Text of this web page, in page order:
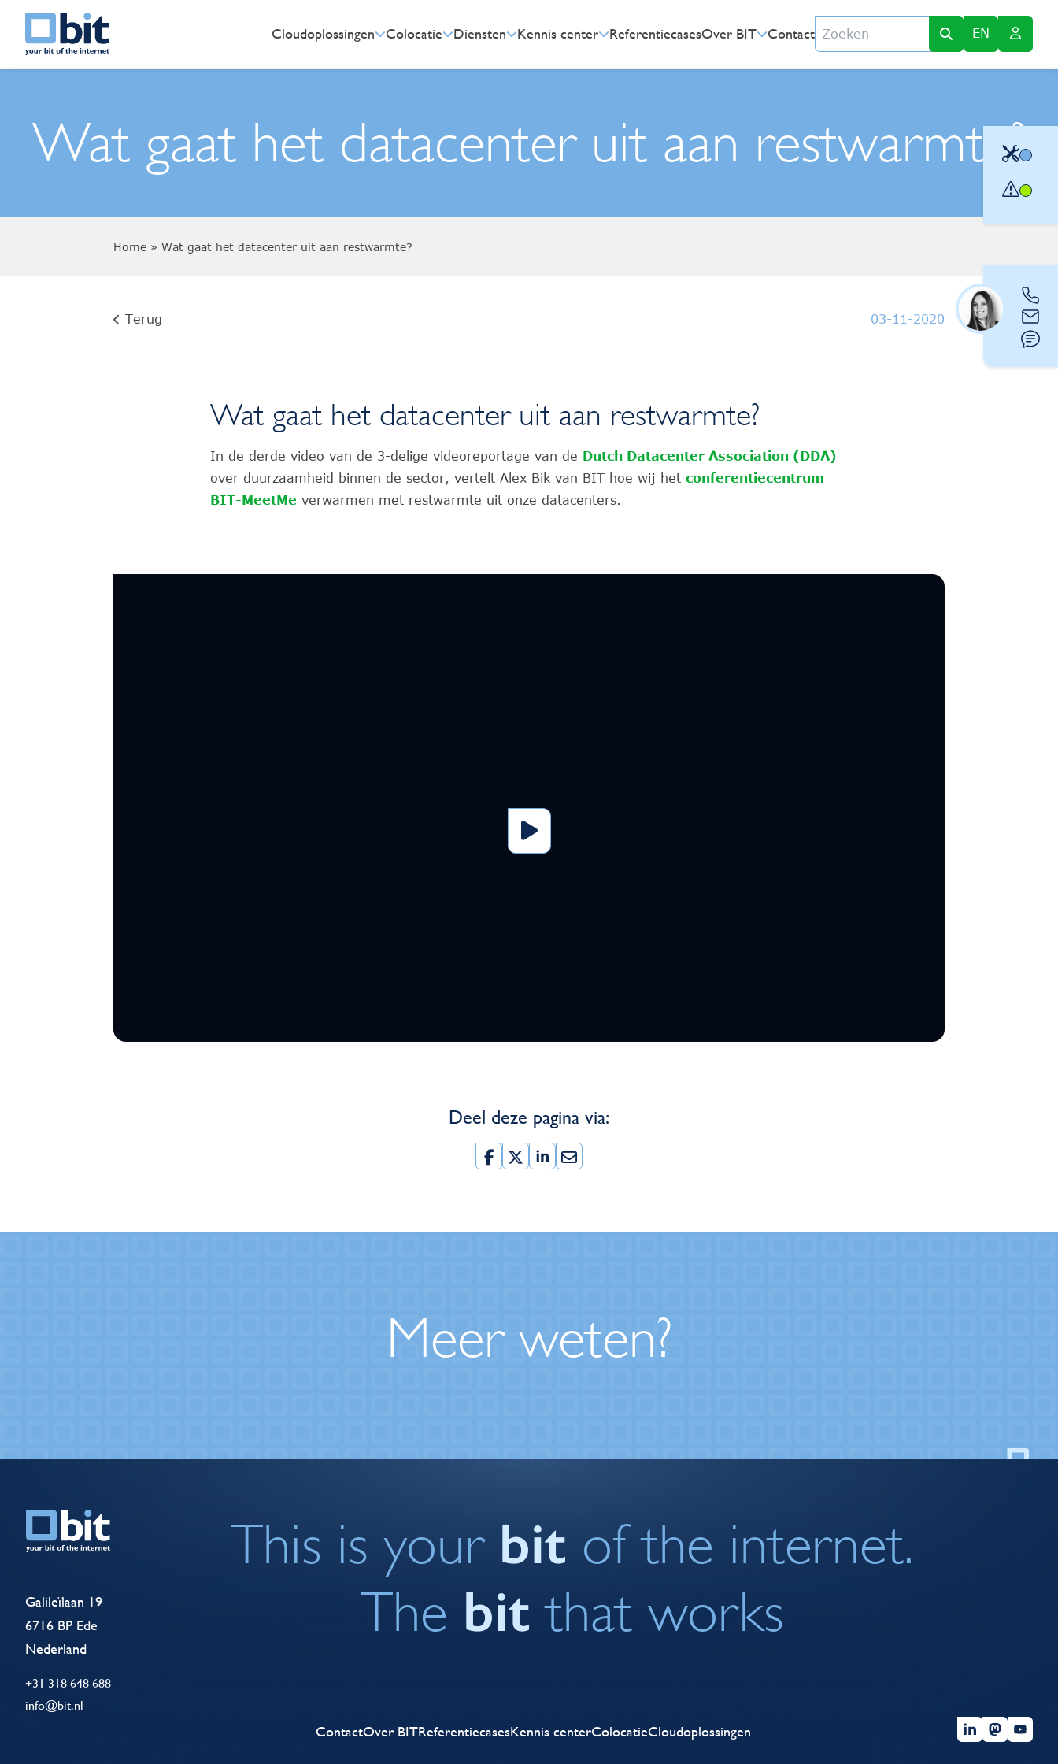
Cloudoplossingen Colocatie Diensten Kennis center ReferentiecasesOver BIT Contact Zoeken EN
Wat gaat het datacenter uit aan restwarmte?
Home » Wat gaat het datacenter uit aan restwarmte?
Terug 03-11-2020
Wat gaat het datacenter uit aan restwarmte?
In de derde video van de 3-delige videoreportage van de Dutch Datacenter Association (DDA)
over duurzaamheid binnen de sector, vertelt Alex Bik van BIT hoe wij het conferentiecentrum
BIT-MeetMe verwarmen met restwarmte uit onze datacenters.
Deel deze pagina via:
Meer weten?
Galileïlaan 19
6716 BP Ede
Nederland
+31 318 648 688
info@bit.nl
This is your bit of the internet.
The bit that works
ContactOver BITReferentiecasesKennis centerColocatieCloudoplossingen